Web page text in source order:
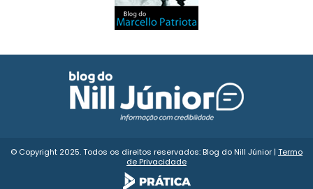
© Copyright 2025. Todos os direitos reservados: Blog do Nill Júnior | Termo
de Privacidade